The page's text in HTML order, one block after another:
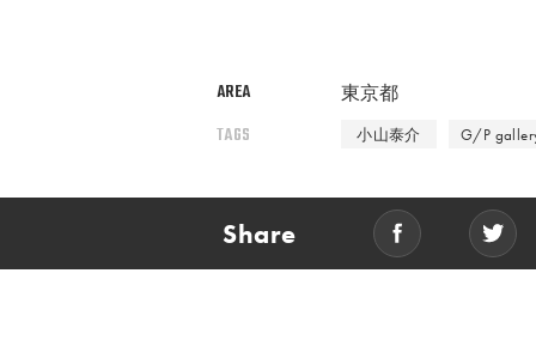
AREA 東京都
TAGS 小山泰介 G/P
Share